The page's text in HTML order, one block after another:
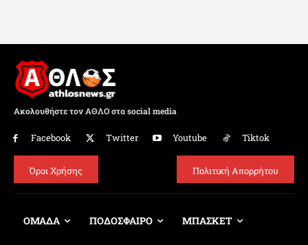
Ακολουθήστε τον ΑΘΛΟ στα social media
Facebook Twitter Youtube Tiktok
Όροι Χρήσης Πολιτική Απορρήτου
ΟΜΑΔΑ ΠΟΔΟΣΦΑΙΡΟ ΜΠΑΣΚΕΤ